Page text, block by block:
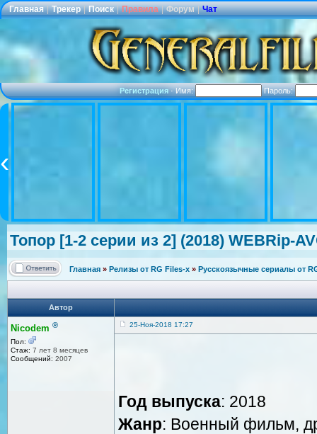
Главная | Трекер | Поиск | Правила | Форум | Чат
Регистрация·Имя: Пароль:
Топор [1-2 серии из 2] (2018) WEBRip-
Главная » Релизы от RG Files-x » Русскоязычные сериалы от
Автор
Nicodem ®
Пол:
Стаж: 7 лет 8 месяцев
Сообщений: 2007
25-Ноя-2018 17:27
Год выпуска: 2018
Жанр: Военный фильм,